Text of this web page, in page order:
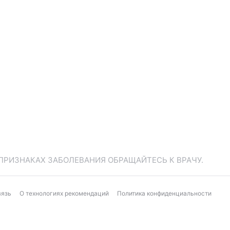
ЗАБОЛЕВАНИЯ ОБРАЩАЙТЕСЬ К ВРАЧУ.
О технологиях рекомендаций Политика конфиденциальности